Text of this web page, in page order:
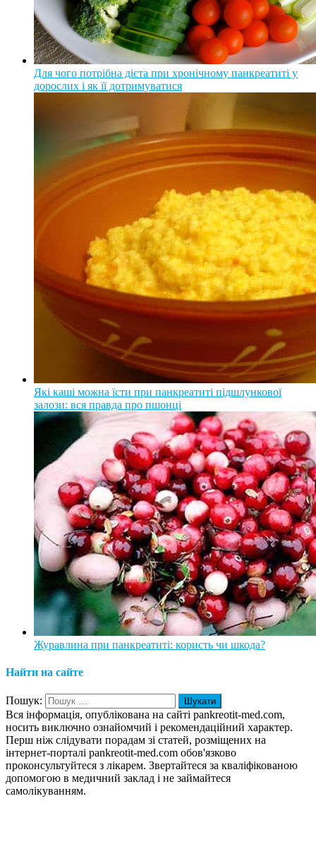
Для чого потрібна дієта при хронічному панкреатиті у
дорослих і як її дотримуватися
Які каші можна їсти при панкреатиті підшлункової
залози: вся правда про пшонці
Журавлина при панкреатиті: користь чи шкода?
Найти на сайте
Пошук:
Вся інформація, опублікована на сайті pankreotit-med.com,
носить виключно ознайомчий і рекомендаційний характер.
Перш ніж слідувати порадам зі статей, розміщених на
інтернет-порталі pankreotit-med.com обов'язково
проконсультуйтеся з лікарем. Звертайтеся за кваліфікованою
допомогою в медичний заклад і не займайтеся
самолікуванням.